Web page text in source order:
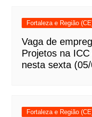
Fortaleza e Região
Vaga de
Projetos na
nesta sexta
Fortaleza e Região